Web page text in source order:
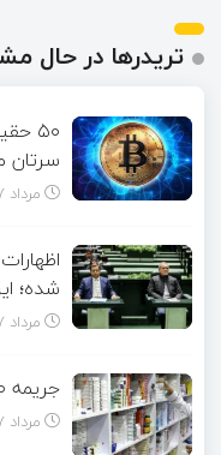
تریدرها در حال
۵۰
سرتان
مرداد ۱۷, ۱۴۰۵
شده؛
مرداد ۱۷, ۱۴۰۵
جریمه ۶۰ میلیارد ریالی داروخانه متخلف
مرداد ۱۷, ۱۴۰۵